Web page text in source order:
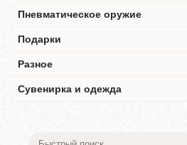
Пневматическое оружие
Подарки
Разное
Сувенирка и одежда